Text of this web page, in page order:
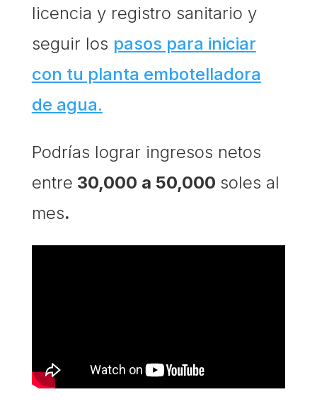
licencia y registro sanitario y
seguir los pasos para iniciar
con tu planta embotelladora
de agua.
Podrías lograr ingresos netos
entre 30,000 a 50,000 soles al
mes.